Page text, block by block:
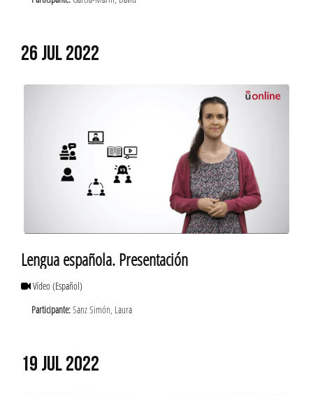
26 JUL 2022
Lengua española. Presentación
Vídeo(Español)
Participante:Sanz Simón, Laura
19 JUL 2022